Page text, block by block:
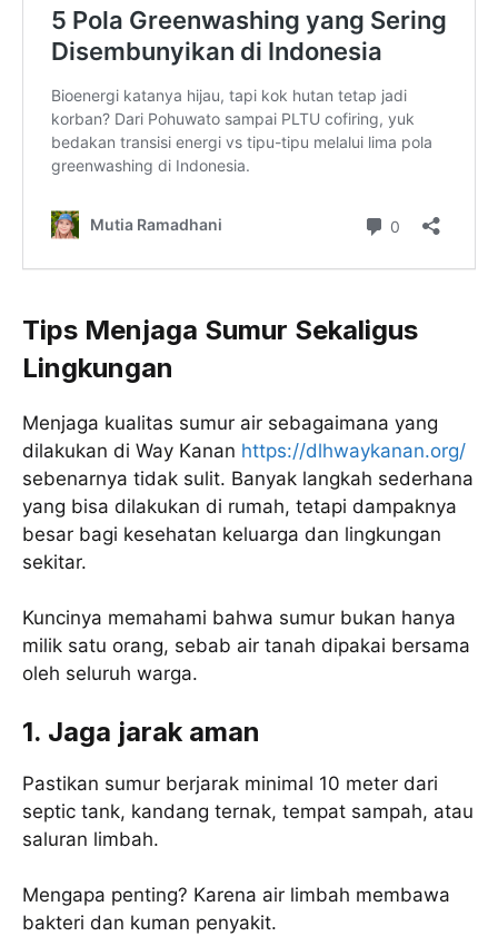
Tips Menjaga Sumur Sekaligus
Lingkungan
Menjaga kualitas sumur air sebagaimana yang
dilakukan di Way Kanan https://dlhwaykanan.org/
sebenarnya tidak sulit. Banyak langkah sederhana
yang bisa dilakukan di rumah, tetapi dampaknya
besar bagi kesehatan keluarga dan lingkungan
sekitar.
Kuncinya memahami bahwa sumur bukan hanya
milik satu orang, sebab air tanah dipakai bersama
oleh seluruh warga.
1. Jaga jarak aman
Pastikan sumur berjarak minimal 10 meter dari
septic tank, kandang ternak, tempat sampah, atau
saluran limbah.
Mengapa penting? Karena air limbah membawa
bakteri dan kuman penyakit.